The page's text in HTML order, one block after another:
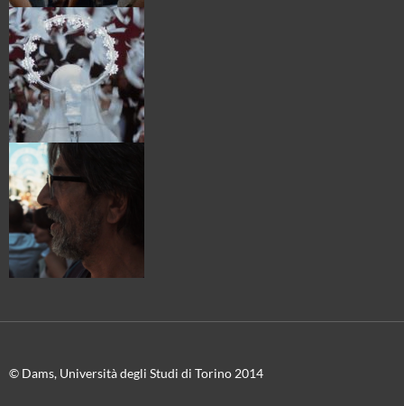
© Dams, Università degli Studi di Torino 2014